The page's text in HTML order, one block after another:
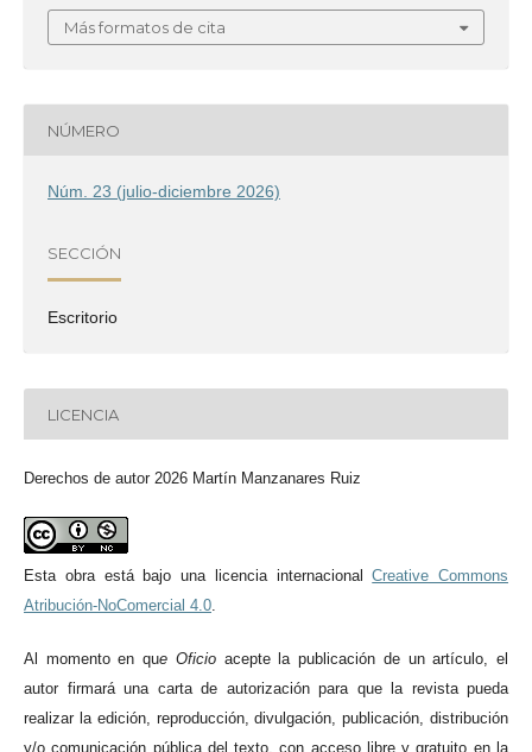
Más formatos de cita
NÚMERO
Núm. 23 (julio-diciembre 2026)
SECCIÓN
Escritorio
LICENCIA
Derechos de autor 2026 Martín Manzanares Ruiz
Esta obra está bajo una licencia internacionalCreative Commons
Atribución-NoComercial 4.0.
Al momento en que Oficioacepte la publicación de un artículo, el
autor firmará una carta de autorización para que la revista pueda
realizar la edición, reproducción, divulgación, publicación, distribución
y/o comunicación pública del texto, con acceso libre y gratuito en la